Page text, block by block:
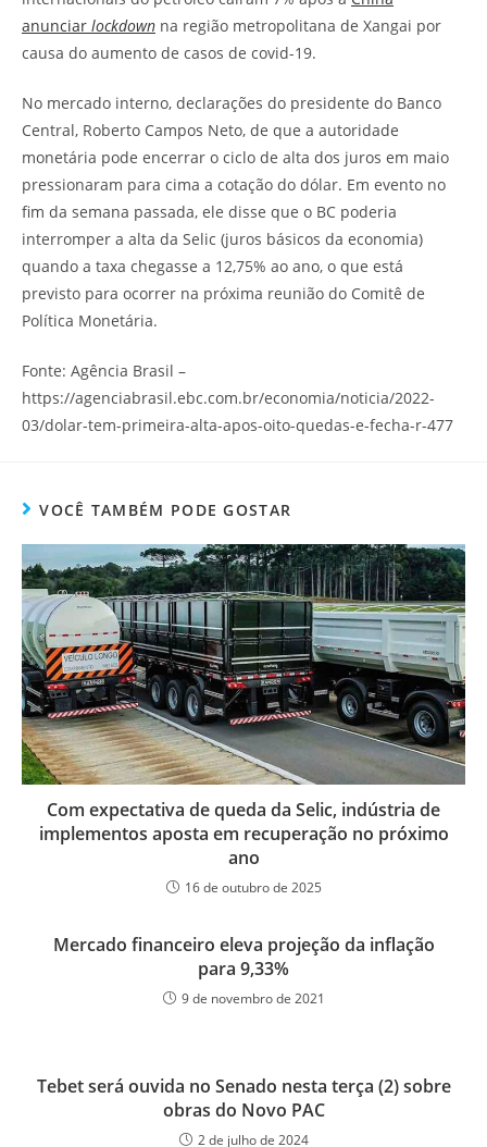
anunciar lockdown na região metropolitana de Xangai por
causa do aumento de casos de covid-19.
No mercado interno, declarações do presidente do Banco
Central, Roberto Campos Neto, de que a autoridade
monetária pode encerrar o ciclo de alta dos juros em maio
pressionaram para cima a cotação do dólar. Em evento no
fim da semana passada, ele disse que o BC poderia
interromper a alta da Selic (juros básicos da economia)
quando a taxa chegasse a 12,75% ao ano, o que está
previsto para ocorrer na próxima reunião do Comitê de
Política Monetária.
Fonte: Agência Brasil –
https://agenciabrasil.ebc.com.br/economia/noticia/2022-
03/dolar-tem-primeira-alta-apos-oito-quedas-e-fecha-r-477
VOCÊ TAMBÉM PODE GOSTAR
Com expectativa de queda da Selic, indústria de
implementos aposta em recuperação no próximo
ano
16 de outubro de 2025
Mercado financeiro eleva projeção da inflação
para 9,33%
9 de novembro de 2021
Tebet será ouvida no Senado nesta terça (2) sobre
obras do Novo PAC
2 de julho de 2024